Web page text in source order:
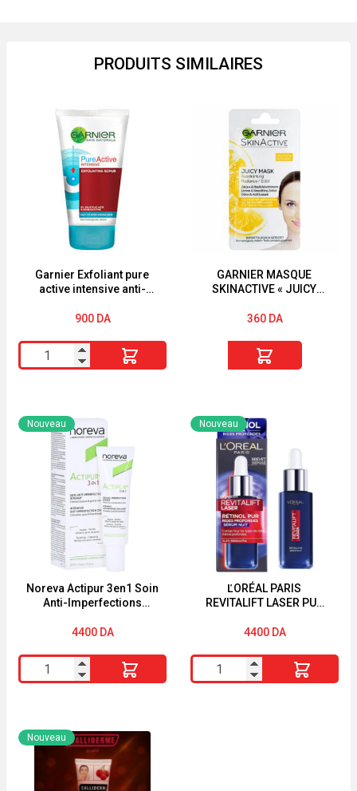
PRODUITS SIMILAIRES
Garnier Exfoliant pure
active intensive anti-
900 DA
quantité
de
Exfoliant
pure
intensive
blackhead
GARNIER MASQUE
SKINACTIVE « JUICY
360 DA
MASQUE
SKINACTIVE
PEEL"
"TEINT
TERNE
Noreva Actipur 3en1 Soin
Anti-Imperfections
Nouveau
4400 DA
quantité
de
Actipur
3en1
ĽORÉAL PARIS
REVITALIFT LASER PUR
30ML
Nouveau
4400 DA
quantité
de
Nouveau